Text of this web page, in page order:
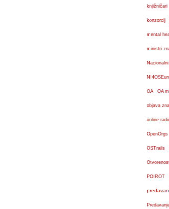
knjižničari
konzorcij
mental
ministri
OA OA
objava
online
OpenOrgs
OSTrails
POIROT